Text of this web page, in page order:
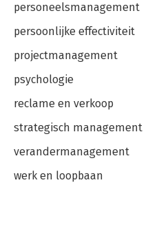
personeelsmanagement
persoonlijke effectiviteit
projectmanagement
psychologie
reclame en verkoop
strategisch management
verandermanagement
werk en loopbaan